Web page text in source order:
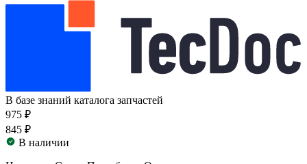
В базе знаний каталога запчастей
975 ₽
845 ₽
В наличии